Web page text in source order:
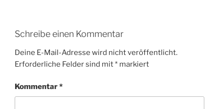
Schreibe einen Kommentar
Deine E-Mail-Adresse wird nicht veröffentlicht.
Erforderliche Felder sind mit* markiert
Kommentar*